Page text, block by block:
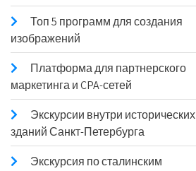
Топ 5 программ для создания
изображений
Платформа для партнерского
маркетинга и CPA-сетей
Экскурсии внутри исторических
зданий Санкт-Петербурга
Экскурсия по сталинским